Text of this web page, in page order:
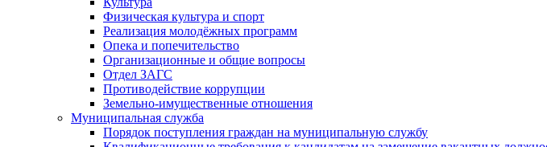
Физическая культура и спорт
Реализация молодёжных программ
Опека и попечительство
Организационные и общие вопросы
Отдел ЗАГС
Противодействие коррупции
Земельно-имущественные отношения
Муниципальная служба
Порядок поступления граждан на муниципальную службу